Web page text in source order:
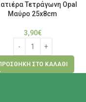
Τετράγωνη Opal
Μαύρο 25x8cm
3,90€
ΣΤΟ ΚΑΛΆΘΙ